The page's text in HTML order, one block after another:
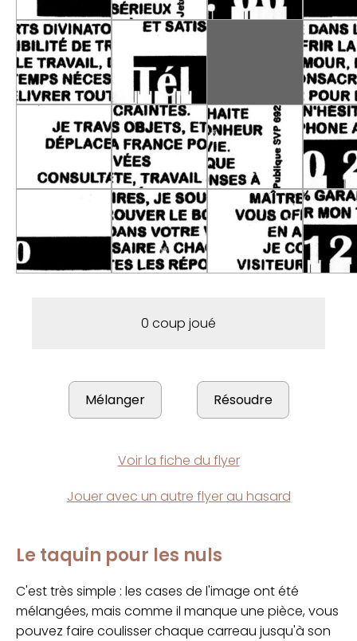
0 coup joué
Voir la fiche du flyer
Jouer avec un autre flyer au hasard
Le taquin pour les nuls
C'est très simple : les cases de l'image ont été
mélangées, mais comme il manque une pièce, vous
pouvez faire coulisser chaque carreau jusqu'à son